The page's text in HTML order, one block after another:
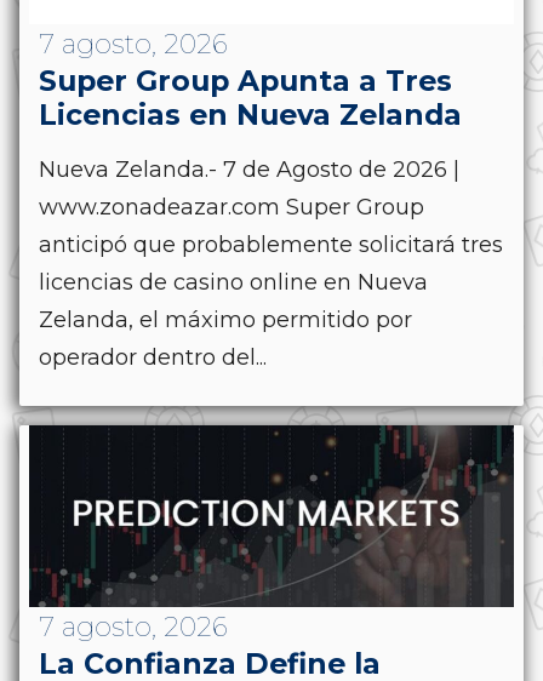
7 agosto, 2026
Super Group Apunta a Tres
Licencias en Nueva Zelanda
Nueva Zelanda.- 7 de Agosto de 2026 |
www.zonadeazar.com Super Group
anticipó que probablemente solicitará tres
licencias de casino online en Nueva
Zelanda, el máximo permitido por
operador dentro del...
7 agosto, 2026
La Confianza Define la